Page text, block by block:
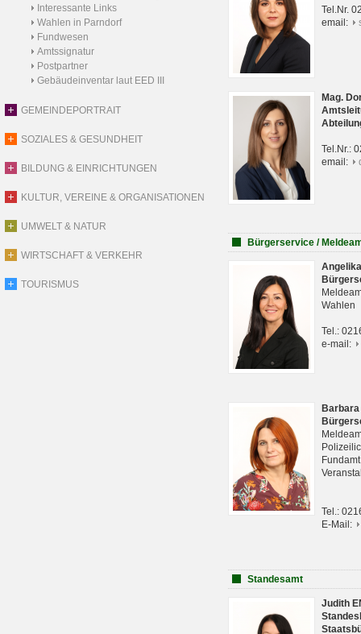
Interessante Links
Wahlen in Parndorf
Fundwesen
Amtssignatur
Postpartner
Gebäudeinventar laut EED III
GEMEINDEPORTRAIT
SOZIALES & GESUNDHEIT
BILDUNG & EINRICHTUNGEN
KULTUR, VEREINE & ORGANISATIONEN
UMWELT & NATUR
WIRTSCHAFT & VERKEHR
TOURISMUS
Tel.Nr.
email:
Mag.
Tel.Nr.:
email:
Bürgerservice /
Wahlen
Tel.:
e-mail:
Tel.:
E-Mail:
Standesamt
Judith